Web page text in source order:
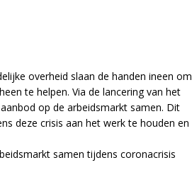
overheid slaan de handen ineen om
te helpen. Via de lancering van het
op de arbeidsmarkt samen. Dit
deze crisis aan het werk te houden en
samen tijdens coronacrisis